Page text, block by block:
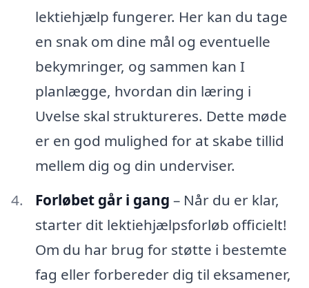
lektiehjælp fungerer. Her kan du tage
en snak om dine mål og eventuelle
bekymringer, og sammen kan I
planlægge, hvordan din læring i
Uvelse skal struktureres. Dette møde
er en god mulighed for at skabe tillid
mellem dig og din underviser.
Forløbet går i gang – Når du er klar,
starter dit lektiehjælpsforløb officielt!
Om du har brug for støtte i bestemte
fag eller forbereder dig til eksamener,